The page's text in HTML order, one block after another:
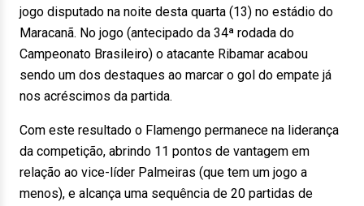
jogo disputado na noite desta quarta (13) no estádio do
Maracanã. No jogo (antecipado da 34ª rodada do
Campeonato Brasileiro) o atacante Ribamar acabou
sendo um dos destaques ao marcar o gol do empate já
nos acréscimos da partida.
Com este resultado o Flamengo permanece na liderança
da competição, abrindo 11 pontos de vantagem em
relação ao vice-líder Palmeiras (que tem um jogo a
menos), e alcança uma sequência de 20 partidas de